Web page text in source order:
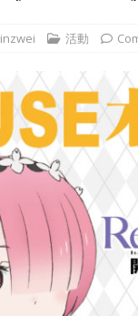
03/03 ]
河森正治原創動畫
09/14 ] Dreamer Fiesta
08/04 ]
Luminous Lodge
07/31 ]
ACGHK2026 人
活動